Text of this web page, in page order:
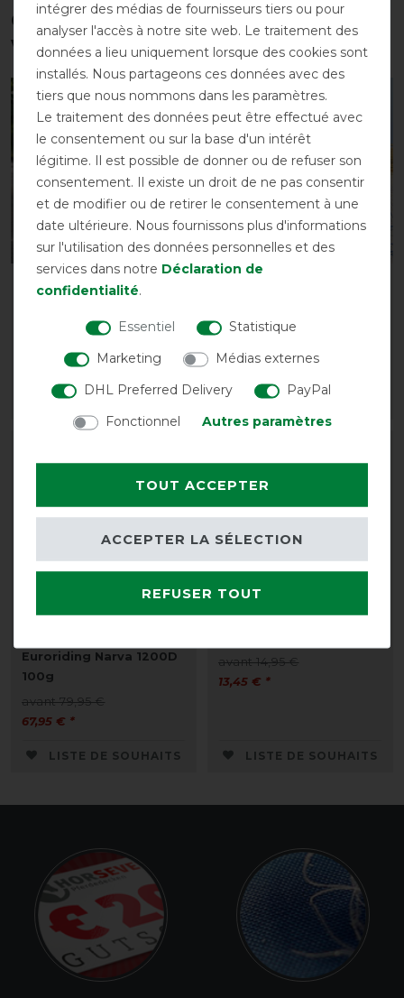
Ces produits pourraient également
vous intéresser
-13%
Couverture
3D AIR PRO
42,60 € *
LISTE DE SOUHAITS
-15%
avant 45,95 €
LISTE DE SOUHAITS
Euroriding Narva 1200D
100g
avant 79,95 €
67,95 € *
LISTE DE SOUHAITS
avant 14,95 €
13,45 € *
LISTE DE SOUHAITS
intégrer des médias de fournisseurs tiers ou pour
analyser l'accès à notre site web. Le traitement des
données a lieu uniquement lorsque des cookies sont
installés. Nous partageons ces données avec des
tiers que nous nommons dans les paramètres.
Le traitement des données peut être effectué avec
le consentement ou sur la base d'un intérêt
légitime. Il est possible de donner ou de refuser son
consentement. Il existe un droit de ne pas consentir
et de modifier ou de retirer le consentement à une
date ultérieure. Nous fournissons plus d'informations
sur l'utilisation des données personnelles et des
services dans notre Déclaration de
confidentialité.
Essentiel
Statistique
Marketing
Médias externes
DHL Preferred Delivery
PayPal
Fonctionnel
Autres paramètres
TOUT ACCEPTER
REFUSER TOUT
ACCEPTER LA SÉLECTION